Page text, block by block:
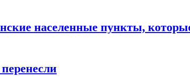
населенные пункты,